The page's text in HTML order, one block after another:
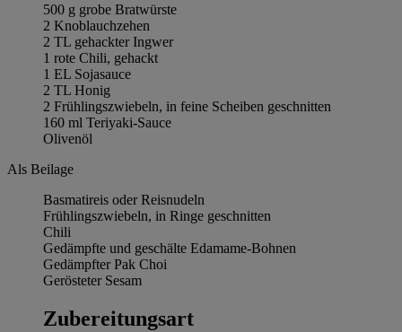
500 g grobe Bratwürste
2 Knoblauchzehen
2 TL gehackter Ingwer
1 rote Chili, gehackt
1 EL Sojasauce
2 TL Honig
2 Frühlingszwiebeln, in feine Scheiben geschnitten
160 ml Teriyaki-Sauce
Olivenöl
Als Beilage
Basmatireis oder Reisnudeln
Frühlingszwiebeln, in Ringe geschnitten
Chili
Gedämpfte und geschälte Edamame-Bohnen
Gedämpfter Pak Choi
Gerösteter Sesam
Zubereitungsart